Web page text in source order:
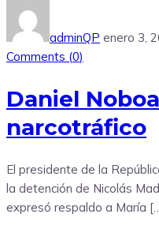
adminQP enero 3,
Comments (0)
Daniel
narcotráfico
El presidente de la
la detención de Nicolás
expresó respaldo a María